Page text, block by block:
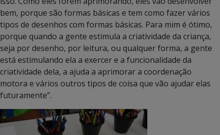
bem, porque são formas básicas e tem como fazer vários
tipos de desenhos com formas básicas. Para mim é ótimo,
porque quando a gente estimula a criatividade da criança,
seja por desenho, por leitura, ou qualquer forma, a gente
está estimulando ela a exercer e a funcionalidade da
criatividade dela, a ajuda a aprimorar a coordenação
motora e vários outros tipos de coisa que vão ajudar elas
futuramente”.